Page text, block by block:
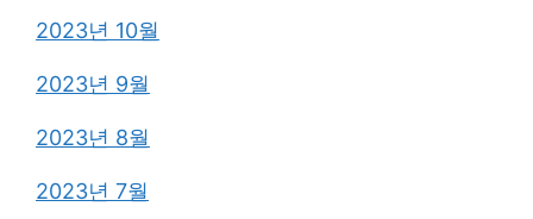
2023년 10월
2023년 9월
2023년 8월
2023년 7월